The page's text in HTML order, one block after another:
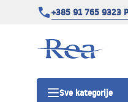
+385 91 765 9323
Sve kategorije